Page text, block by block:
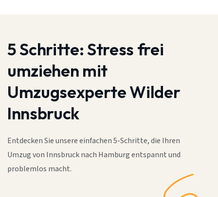
5 Schritte:Stress frei
umziehen mit
Umzugsexperte Wilder
Innsbruck
Entdecken Sie unsere einfachen 5-Schritte, die Ihren
Umzug von Innsbruck nach Hamburg entspannt und
problemlos macht.